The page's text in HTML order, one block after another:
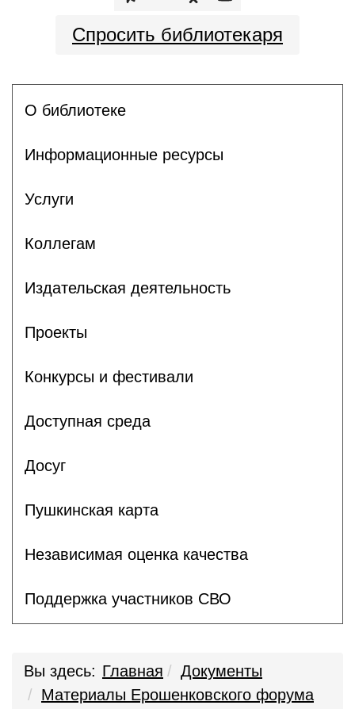
Спросить библиотекаря
О библиотеке
Информационные ресурсы
Услуги
Коллегам
Издательская деятельность
Проекты
Конкурсы и фестивали
Доступная среда
Досуг
Пушкинская карта
Независимая оценка качества
Поддержка участников СВО
Вы здесь: Главная
Документы
Материалы Ерошенковского форума